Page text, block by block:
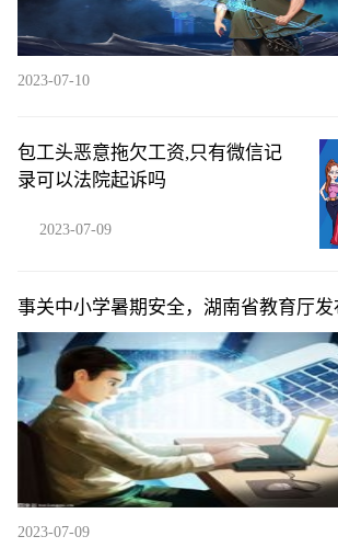
2023-07-10
包工头恶意拖欠工资,只有微信记
录可以法院起诉吗
2023-07-09
事关中小学暑期安全，湖南省教育厅发
2023-07-09